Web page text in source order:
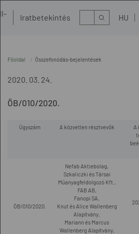
Iratbetekintés Kereső HU
Főoldal Összefonódás-bejelentések
2020. 03. 24.
ÖB/010/2020.
Ügyszám A közvetlen résztvevők
A
ÖB/010/2020.
Nefab Aktiebolag,
Szkaliczki és Társai
Műanyagfeldolgozó Kft.,
FAB AB,
Fanopi SA,
Knut és Alice Wallenberg
Alapítvány,
Mariann és Marcus
Wallenberg Alapítvány,